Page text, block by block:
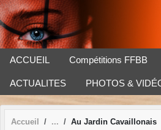
ACCUEIL Compétitions FFBB
ACTUALITES PHOTOS &
Accueil Au Jardin Cavaillonais
Panneau de gestion des cookies